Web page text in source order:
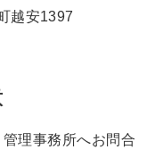
越安1397
理事務所へお問合